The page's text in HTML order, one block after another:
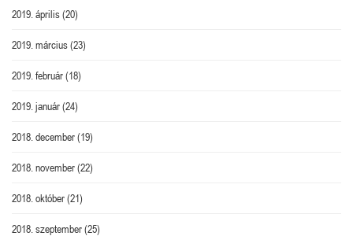
2019. április(20)
2019. március(23)
2019. február(18)
2019. január(24)
2018. december(19)
2018. november(22)
2018. október(21)
2018. szeptember(25)